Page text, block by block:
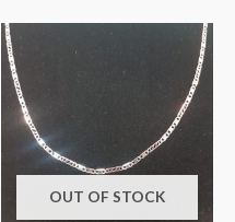
OUT OF STOCK